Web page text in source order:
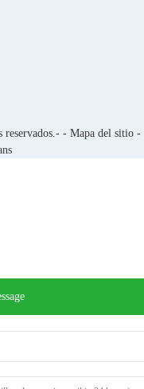
reservados.- - Mapa del sitio-